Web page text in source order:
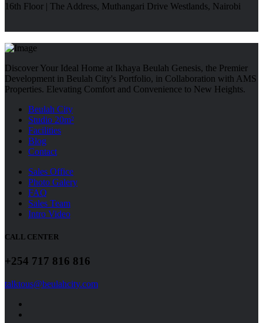
16th Floor | The Address, Muthangari Drive Westlands, Nairobi
Discover Your Ideal Home at Ikhaya Beulah Genesis, the Premier
Development in Beulah City's Portfolio, in Collaboration with AMS
Properties. Elevating Comfort and Convenience to New Heights.
Beulah City
Studio 20m²
Facilities
Blog
Contact
Sales Office
Photo Galery
FAQ
Sales Team
Intro Video
CALL CENTER
+254 717 816 816
talktous@beulahcity.com